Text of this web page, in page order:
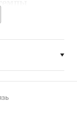
объем
на 7–
за
Банка
итогам